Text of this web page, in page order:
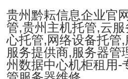
贵州黔耘信息企业官
管,贵州主机托管,云
心托管,网络设备托管
服务提供商,服务器管
州数据中心机柜租用-